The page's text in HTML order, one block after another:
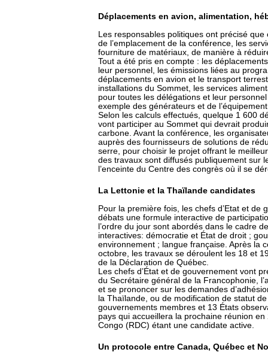
Déplacements en avion, alimentation,
Les responsables politiques ont précisé
de l’emplacement de la conférence, les
fourniture de matériaux, de manière à
Tout a été pris en compte : les
leur personnel, les émissions liées au
déplacements en avion et le transport
installations du Sommet, les services
pour toutes les délégations et leur
exemple des générateurs et de
Selon les calculs effectués, quelque 1 600
vont participer au Sommet qui devrait
carbone. Avant la conférence, les
auprès des fournisseurs de solutions de
serre, pour choisir le projet offrant le
des travaux sont diffusés publiquement sur
l’enceinte du Centre des congrès où il se
La Lettonie et la Thaïlande candidates
Pour la première fois, les chefs d’Etat et
débats une formule interactive de
l’ordre du jour sont abordés dans le cadre
interactives: démocratie et État de droit ;
environnement ; langue française. Après la
octobre, les travaux se déroulent les 18 et
de la Déclaration de Québec.
Les chefs d’État et de gouvernement vont
du Secrétaire général de la Francophonie,
et se prononcer sur les demandes
la Thaïlande, ou de modification de statut
gouvernements membres et 13 États
pays qui accueillera la prochaine réunion
Congo (RDC) étant une candidate active.
Un protocole entre Canada, Québec et